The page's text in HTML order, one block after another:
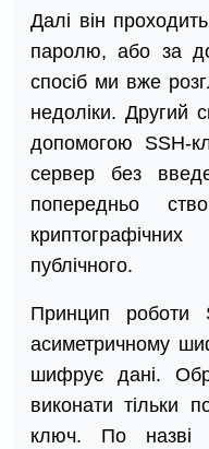
Далі він
паролю, або за
спосіб ми вже
недоліки. Другий
допомогою SSH-
сервер без
попередньо
публічного.
Принцип роботи
асиметричному
шифрує дані.
виконати тільки
ключ. По назві